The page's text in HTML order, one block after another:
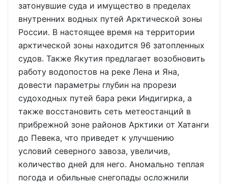
затонувшие суда и имущество в пределах
внутренних водных путей Арктической зоны
России. В настоящее время на территории
арктической зоны находится 96 затопленных
судов. Также Якутия предлагает возобновить
работу водопостов на реке Лена и Яна,
довести параметры глубин на прорези
судоходных путей бара реки Индигирка, а
также восстановить сеть метеостанций в
прибрежной зоне районов Арктики от Хатанги
до Певека, что приведет к улучшению
условий северного завоза, увеличив,
количество дней для него. Аномально теплая
погода и обильные снегопады осложнили